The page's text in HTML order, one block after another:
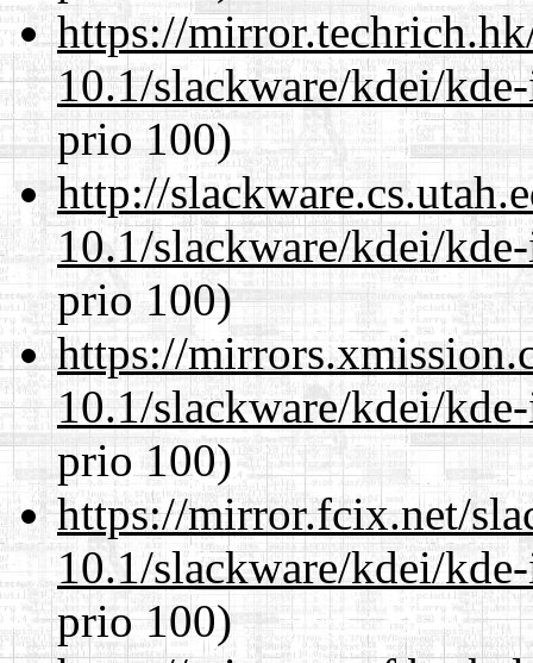
https://
10.1/slackware/kdei/
prio 100)
http://
10.1/slackware/kdei/
prio 100)
https://
10.1/slackware/kdei/
prio 100)
https://mirror.fcix.net/
10.1/slackware/kdei/
prio 100)